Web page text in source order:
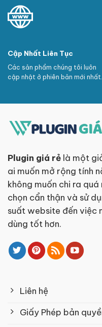
Cập Nhất Liên Tục
Các sản phẩm chúng tôi luôn
cập nhật ở phiên bản mới nhất.
Plugin giá rẻ là một
ai muốn mở rộng tính
không muốn chi ra
chọn cẩn thận và sử
suất website đến việc
dùng tốt hơn.
Liên hệ
Giấy Phép bản